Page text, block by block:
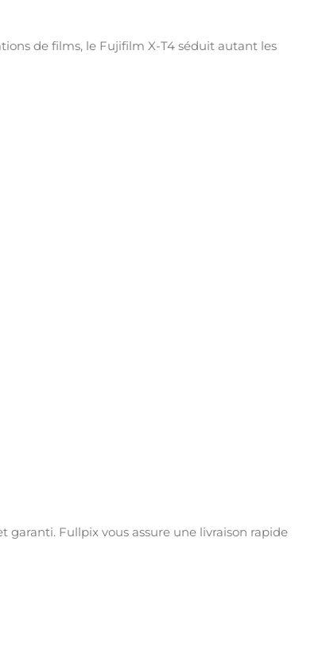
de films, le Fujifilm X-T4 séduit autant les
Fullpix vous assure une livraison rapide